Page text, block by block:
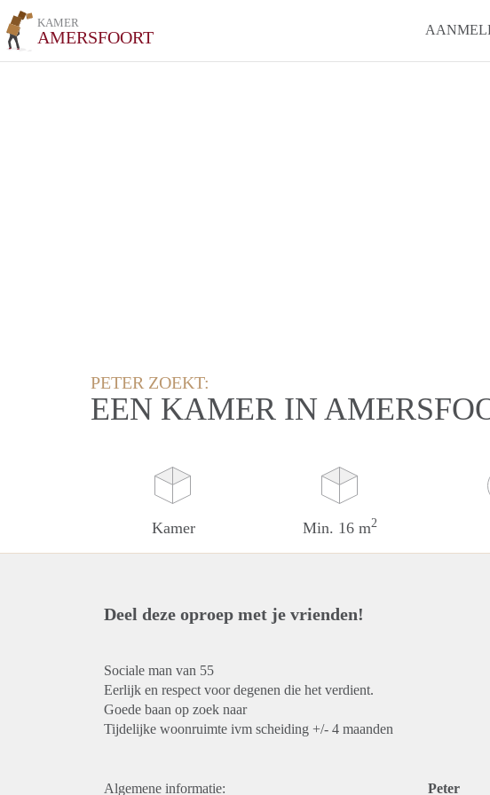
KAMER
AMERSFOORT
PETER ZOEKT:
EEN KAMER IN
Kamer Min. 16 m2
Deel deze oproep met je vrienden!
Sociale man van 55
Eerlijk en respect voor degenen die het verdient.
Goede baan op zoek naar
Tijdelijke woonruimte ivm scheiding +/- 4 maanden
Algemene informatie: Peter